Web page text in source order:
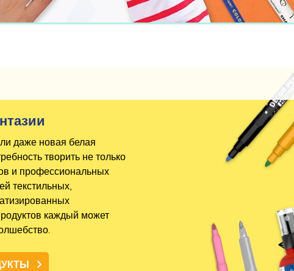
даже новая белая
творить не только
и профессиональных
текстильных,
каждый может